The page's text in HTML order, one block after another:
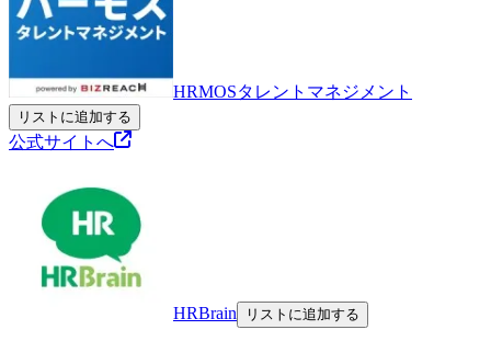
HRMOSタレントマネジメント
リストに追加する
公式サイトへ
HRBrain リストに追加する